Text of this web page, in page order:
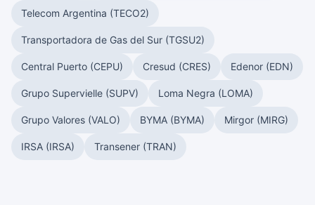
Telecom Argentina (TECO2)
Transportadora de Gas del Sur (TGSU2)
Central Puerto (CEPU) Cresud (CRES) Edenor (EDN)
Grupo Supervielle (SUPV) Loma Negra (LOMA)
Grupo Valores (VALO) BYMA (BYMA) Mirgor (MIRG)
IRSA (IRSA) Transener (TRAN)